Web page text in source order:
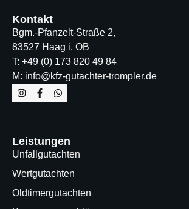
Kontakt
Bgm.-Pfanzelt-Straße 2,
83527 Haag i. OB
T: +49 (0) 173 820 49 84
M: info@kfz-gutachter-trompler.de
Leistungen
Unfallgutachten
Wertgutachten
Oldtimergutachten